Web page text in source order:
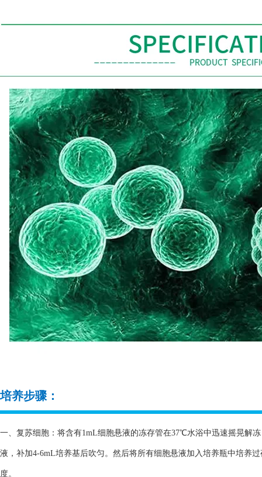
培养步骤：
一、复苏细胞：将含有1mL细胞悬液的冻存管在37℃水浴中迅速摇晃解
液，补加4-6mL培养基后吹匀。然后将所有细胞悬液加入培养瓶中培养
度。